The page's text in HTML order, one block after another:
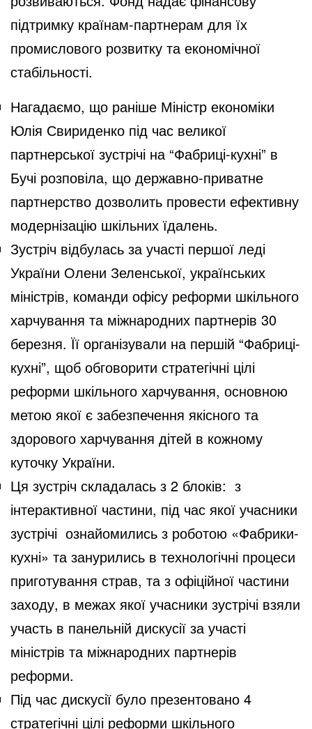
підтримку країнам-партнерам для їх
промислового розвитку та економічної
стабільності.
Нагадаємо, що раніше Міністр економіки
Юлія Свириденко під час великої
партнерської зустрічі на “Фабриці-кухні” в
Бучі розповіла, що державно-приватне
партнерство дозволить провести ефективну
модернізацію шкільних їдалень.
Зустріч відбулась за участі першої леді
України Олени Зеленської, українських
міністрів, команди офісу реформи шкільного
харчування та міжнародних партнерів 30
березня. Її організували на першій “Фабриці-
кухні”, щоб обговорити стратегічні цілі
реформи шкільного харчування, основною
метою якої є забезпечення якісного та
здорового харчування дітей в кожному
куточку України.
Ця зустріч складалась з 2 блоків: з
інтерактивної частини, під час якої учасники
зустрічі ознайомились з роботою «Фабрики-
кухні» та занурились в технологічні процеси
приготування страв, та з офіційної частини
заходу, в межах якої учасники зустрічі взяли
участь в панельній дискусії за участі
міністрів та міжнародних партнерів
реформи.
Під час дискусії було презентовано 4
стратегічні цілі реформи шкільного